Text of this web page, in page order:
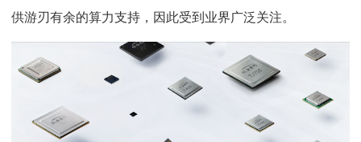
供游刃有余的算力支持，因此受到业界广泛关注。